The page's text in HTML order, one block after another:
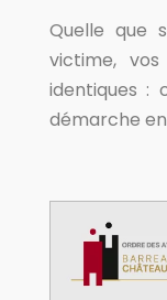
Quelle que
victime,
identiques :
démarche